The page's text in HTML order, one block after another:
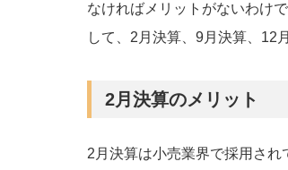
なければメリットがないわけ
して、2月決算、9月決算、12
2月決算のメリット
2月決算は小売業界で採用さ